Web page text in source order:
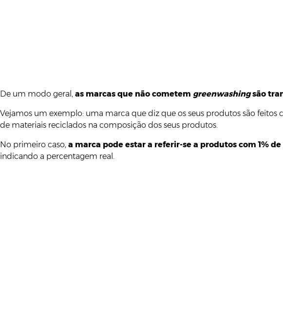
De um modo geral, as marcas que não cometem greenwashingsão
Vejamos um exemplo: uma marca que diz que os seus produtos são
de materiais reciclados na composição dos seus produtos.
No primeiro caso, a marca pode estar a referir-se a produtos com 1%
indicando a percentagem real.